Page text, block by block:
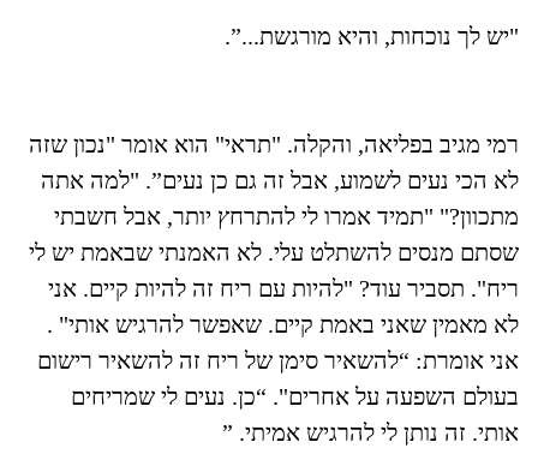
"יש לך נוכחות, והיא מורגשת...”.
רמי מגיב בפליאה, והקלה. "תראי" הוא אומר "נכון שזה
לא הכי נעים לשמוע, אבל זה גם כן נעים”. "למה אתה
מתכוון?" "תמיד אמרו לי להתרחץ יותר, אבל חשבתי
שסתם מנסים להשתלט עלי. לא האמנתי שבאמת יש לי
ריח". תסביר עוד? "להיות עם ריח זה להיות קיים. אני
לא מאמין שאני באמת קיים. שאפשר להרגיש אותי" .
אני אומרת: “להשאיר סימן של ריח זה להשאיר רישום
בעולם השפעה על אחרים". “כן. נעים לי שמריחים
אותי. זה נותן לי להרגיש אמיתי. ”